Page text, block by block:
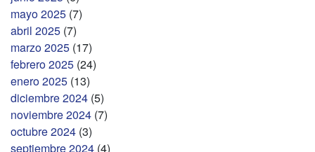
mayo 2025 (7)
abril 2025 (7)
marzo 2025 (17)
febrero 2025 (24)
enero 2025 (13)
diciembre 2024 (5)
noviembre 2024 (7)
octubre 2024 (3)
septiembre 2024 (4)